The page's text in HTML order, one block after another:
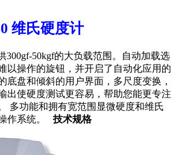
维氏硬度计
50kgf的大负载范围。自动加载选
操作的旋钮，并开启了自动化应用的
盘和倾斜的用户界面，多尺度变换，
使硬度测试更容易，帮助您能更专注
。 多功能和拥有宽范围显微硬度和维氏
系统。 技术规格